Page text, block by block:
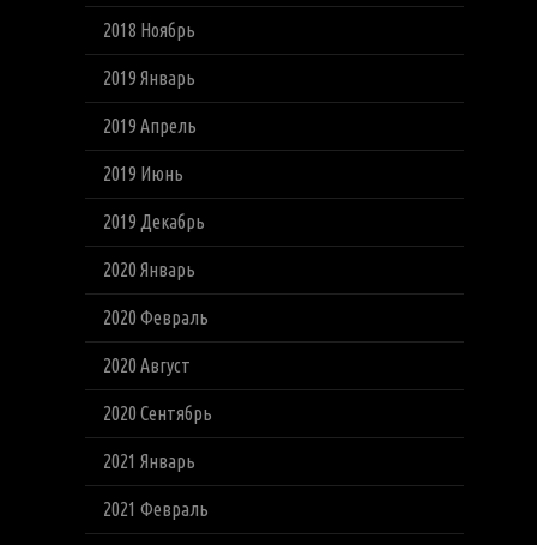
2018 Ноябрь
2019 Январь
2019 Апрель
2019 Июнь
2019 Декабрь
2020 Январь
2020 Февраль
2020 Август
2020 Сентябрь
2021 Январь
2021 Февраль